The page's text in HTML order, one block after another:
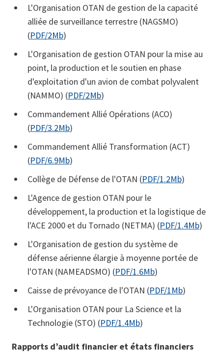
L'Organisation OTAN de gestion de la capacité
alliée de surveillance terrestre (NAGSMO)
(PDF/2Mb)
L'Organisation de gestion OTAN pour la mise au
point, la production et le soutien en phase
d'exploitation d'un avion de combat polyvalent
(NAMMO) (PDF/2Mb)
Commandement Allié Opérations (ACO)
(PDF/3.2Mb)
Commandement Allié Transformation (ACT)
(PDF/6.9Mb)
Collège de Défense de l'OTAN (PDF/1.2Mb)
L'Agence de gestion OTAN pour le
développement, la production et la logistique de
l'ACE 2000 et du Tornado (NETMA) (PDF/1.4Mb)
L'Organisation de gestion du système de
défense aérienne élargie à moyenne portée de
l'OTAN (NAMEADSMO) (PDF/1.6Mb)
Caisse de prévoyance de l'OTAN (PDF/1Mb)
L'Organisation OTAN pour La Science et la
Technologie (STO) (PDF/1.4Mb)
Rapports d’audit financier et états financiers